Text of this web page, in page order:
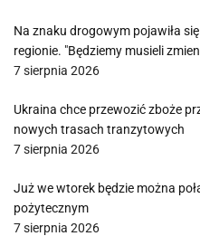
Na znaku drogowym pojawiła
regionie. "Będziemy musieli
7 sierpnia 2026
Ukraina chce przewozić zboże
nowych trasach tranzytowych
7 sierpnia 2026
Już we wtorek będzie można
pożytecznym
7 sierpnia 2026